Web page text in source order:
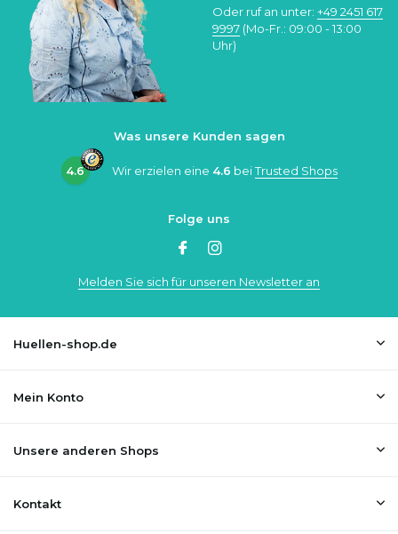
Oder ruf an unter: +49 2451 617
9997 (Mo-Fr.: 09:00 - 13:00
Uhr)
Was unsere Kunden sagen
4.6 Wir erzielen eine 4.6 beiTrusted Shops
Folge uns
Melden Sie sich für unseren Newsletter an
Huellen-shop.de
Mein Konto
Unsere anderen Shops
Kontakt